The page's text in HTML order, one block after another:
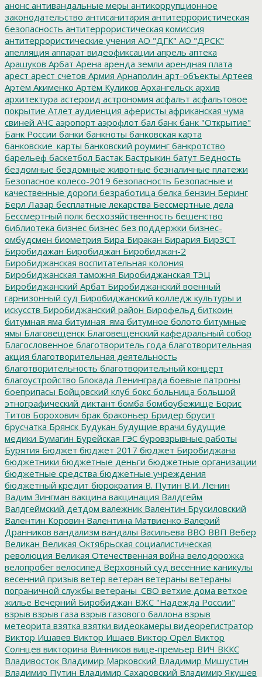
анонс антивандальные меры антикоррупционное
законодательство антисанитария антитеррористическая
безопасность антитеррористическая комиссия
антитеррористические учения АО "ДГК" АО "ДРСК"
апелляция аппарат видеофиксации апрель аптека
Арашуков Арбат Арена аренда земли арендная плата
арест арест счетов Армия Арнаполин арт-объекты Артеев
Артём Акименко Артём Куликов Архангельск архив
архитектура астероид астрономия асфальт асфальтовое
покрытие Атлет аудиенция аферисты африканская чума
свиней АЧС аэропорт аэрофлот бал банк банк "Открытие"
Банк России банки банкноты банковская карта
банковские_карты банковский роуминг банкротство
барельеф баскетбол Бастак Бастрыкин батут Бедность
бездомные бездомные животные безналичные платежи
Безопасное колесо-2019 безопасность Безопасные и
качественные дороги безработица белка бензин Беринг
Берл Лазар бесплатные лекарства Бессмертные дела
Бессмертный полк бесхозяйственность бешенство
библиотека бизнес бизнес без поддержки бизнес-
омбудсмен биометрия Бира Биракан Бирария БирЗСТ
Биробидажан Биробиджан Биробиджан-2
Биробиджанская воспитательная колония
Биробиджанская таможня Биробиджанская ТЭЦ
Биробиджанский Арбат Биробиджанский военный
гарнизонный суд Биробиджанский колледж культуры и
искусств Биробиджанский район Бирофельд биткоин
битумная яма битумная_яма битумное болото битумные
ямы Благовещенск Благовещенский кафедральный собор
Благословенное благотворитель года благотворительная
акция благотворительная деятельность
благотворительность благотворительный концерт
благоустройство Блокада Ленинграда боевые патроны
боеприпасы Бойцовский клуб бокс больница большой
этнографический диктант бомба бомбоубежище Борис
Титов Борохович брак браконьер Бридер брусит
брусчатка Брянск Будукан будущие врачи будущие
медики Бумагин Бурейская ГЭС буровзрывные работы
Бурятия Бюджет бюджет 2017 бюджет Биробиджана
бюджетники бюджетные деньги бюджетные организации
бюджетные средства бюджетные учреждения
бюджетный кредит бюрократия В. Путин В.И. Ленин
Вадим Зингман вакцина вакцинация Валдгейм
Валдгеймский детдом валежник Валентин Брусиловский
Валентин Коровин Валентина Матвиенко Валерий
Дранников вандализм вандалы Васильева ВВО ВВП Вебер
Великан Великая Октябрьская социалистическая
революция Великая Отечественная война велодорожка
велопробег велосипед Верховный суд весенние каникулы
весенний призыв ветер ветеран ветераны ветераны
пограничной службы ветераны_СВО ветхие дома ветхое
жилье Вечерний Биробиджан ВЖС "Надежда России"
взрыв взрыв газа взрыв газового баллона взрыв
метеорита взятка взятки видеокамеры видеорегистратор
Виктор Ишавев Виктор Ишаев Виктор Орёл Виктор
Солнцев викторина Винников вице-премьер ВИЧ ВККС
Владивосток Владимир Марковский Владимир Мишустин
Владимир Путин Владимир Сахаровский Владимир Якушев